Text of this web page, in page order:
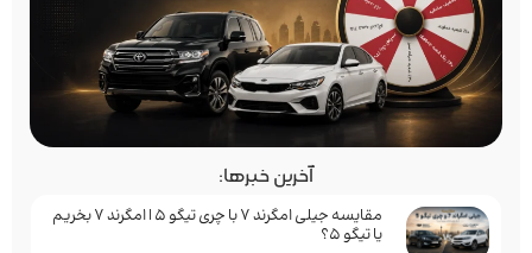
آخرین خبرها:
مقایسه جیلی امگرند 7 با چری تیگو 5 | امگرند 7 بخریم
یا تیگو 5؟